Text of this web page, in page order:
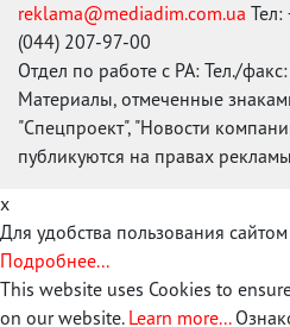
reklama@mediadim.com.ua
(044) 207-97-00
Отдел по работе с РА: Тел./
Материалы, отмеченные
"Спецпроект", "Новости
публикуются на правах рекламы
x
Для удобства пользования
Подробнее...
This website uses Cookies to
on our website. Learn more...